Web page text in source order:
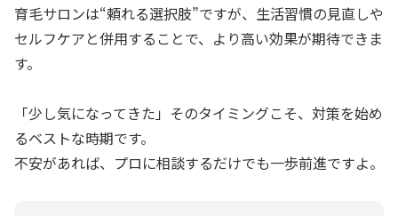
育毛サロンは“頼れる選択肢”ですが、生活習慣の見直しや
セルフケアと併用することで、より高い効果が期待できま
す。
「少し気になってきた」そのタイミングこそ、対策を始め
るベストな時期です。
不安があれば、プロに相談するだけでも一歩前進ですよ。